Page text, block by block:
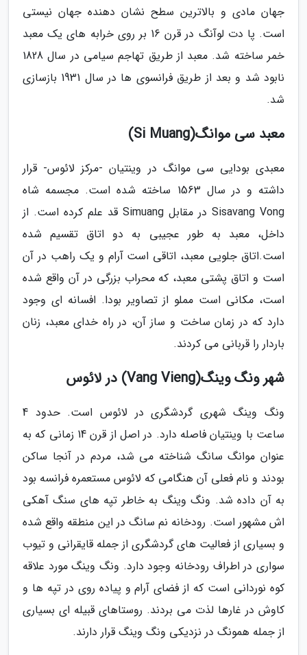
جهان مادی و بالاترین سطح نشان دهنده جهان نیستی
است. پا دت لوآنگ در قرن 16 بر روی خرابه های یک معبد
خمر ساخته شد. معبد از طریق تهاجم سیامی در سال 1828
نابود شد و بعد از طریق فرانسوی ها در سال 1931 بازسازی
شد.
معبد سی موانگ(Si Muang)
معبدی بودایی سی موانگ در وینتیان -مرکز لائوس- قرار
داشته و در سال 1563 ساخته شده است. مجسمه شاه
Sisavang Vong در مقابل Simuang قد علم کرده است. از
داخل، معبد به طور عجیبی به دو اتاق تقسیم شده
است.اتاق جلویی معبد، اتاقی است آرام و یک راهب در آن
است و اتاق پشتی معبد، که محراب بزرگی در آن واقع شده
است، مکانی است مملو از تصاویر بودا. افسانه ای وجود
دارد که در زمان ساخت و ساز آن، در راه خدای معبد، زنان
باردار را قربانی می کردند.
شهر ونگ وینگ(Vang Vieng) در لائوس
ونگ وینگ شهری گردشگری در لائوس است. حدود 4
ساعت با وینتیان فاصله دارد. در اصل از قرن 14 زمانی که به
عنوان موانگ سانگ شناخته می شد، مردم در آنجا ساکن
بودند و نام فعلی آن هنگامی که لائوس مستعمره فرانسه بود
به آن داده شد. ونگ وینگ به خاطر تپه های سنگ آهکی
اش مشهور است. رودخانه نم سانگ در این منطقه واقع شده
و بسیاری از فعالیت های گردشگری از جمله قایقرانی و تیوب
سواری در اطراف رودخانه وجود دارد. ونگ وینگ مورد علاقه
کوه نوردانی است که از فضای آرام و پیاده روی در تپه ها و
کاوش در غارها لذت می بردند. روستاهای قبیله ای بسیاری
از جمله همونگ در نزدیکی ونگ وینگ قرار دارند.